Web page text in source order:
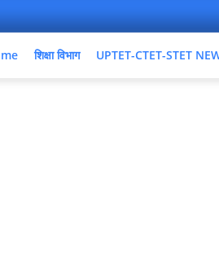
शिक्षा विभाग UPTET-CTET-STET